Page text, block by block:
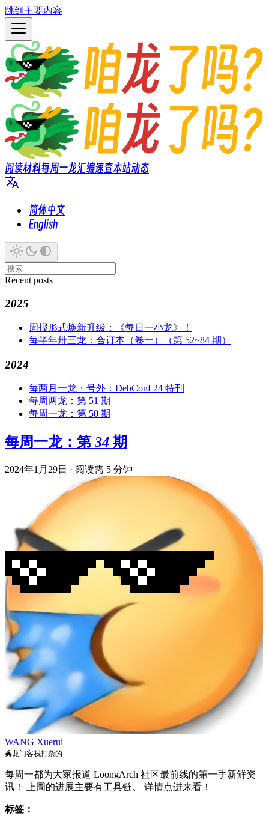
跳到主要内容
阅读材料每周一龙汇编速查本站动态
简体中文
English
Recent posts
2025
周报形式焕新升级：《每日一小龙》！
每半年卅三龙：合订本（卷一）（第 52~84 期）
2024
每两月一龙・号外：DebConf 24 特刊
每周两龙：第 51 期
每周一龙：第 50 期
每周一龙：第 34 期
2024年1月29日 · 阅读需 5 分钟
WANG Xuerui
🐲龙门客栈打杂的
每周一都为大家报道 LoongArch 社区最前线的第一手新鲜资
讯！ 上周的进展主要有工具链。 详情点进来看！
标签：